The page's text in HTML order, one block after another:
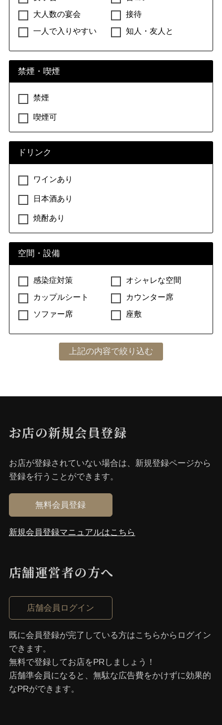
大人数の宴会
接待
一人で入りやすい
知人・友人と
禁煙・喫煙
禁煙
喫煙可
ドリンク
ワインあり
日本酒あり
焼酎あり
空間・設備
感染症対策
オシャレな空間
カップルシート
カウンター席
ソファー席
座敷
お店の新規会員登録
お店が登録されていない場合は、新規登録ページから
登録を⾏うことができます。
無料会員登録
新規会員登録マニュアルはこちら
店舗運営者の⽅へ
店舗会員ログイン
既に会員登録が完了している⽅はこちらからログイン
できます。
無料で登録してお店をPRしましょう！
店舗準会員になると、無駄な広告費をかけずに効果的
なPRができます。